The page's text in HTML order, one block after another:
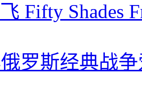
Fifty Shades
罗斯经典战